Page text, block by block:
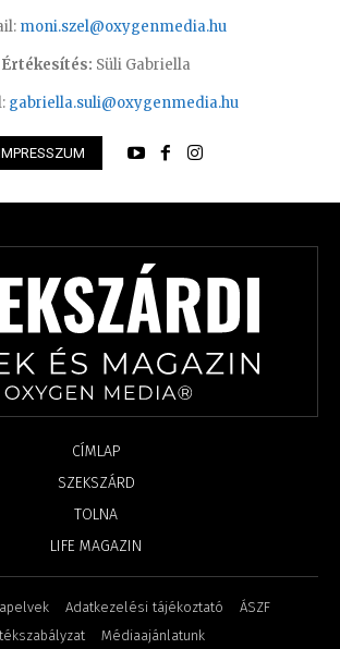
moni.szel@oxygenmedia.hu
Értékesítés: Süli Gabriella
gabriella.suli@oxygenmedia.hu
CÍMLAP
SZEKSZÁRD
TOLNA
LIFE MAGAZIN
Adatkezelési tájékoztató
ÁSZF
Médiaajánlatunk